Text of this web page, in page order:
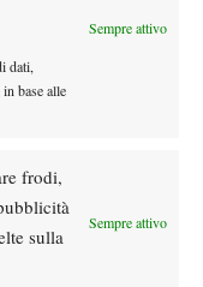
Sempre attivo
dati,
base alle
frodi,
sulla
Sempre attivo
ore a Milano:
vista della tournée